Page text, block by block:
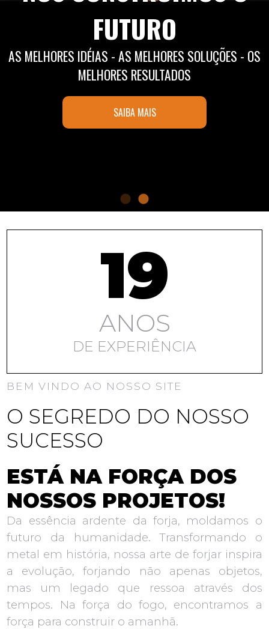
FUTURO
AS MELHORES IDÉIAS - AS MELHORES SOLUÇÕES - OS
MELHORES RESULTADOS
SAIBA MAIS
FUTURO
AS MELHORES IDÉIAS - AS MELHORES SOLUÇÕES - OS
MELHORES RESULTADOS
SAIBA MAIS
19
ANOS
DE EXPERIÊNCIA
BEM VINDO AO NOSSO SITE
O SEGREDO DO NOSSO
SUCESSO
ESTÁ NA FORÇA DOS
NOSSOS PROJETOS!
Da essência ardente da forja, moldamos o
futuro da humanidade. Transformando o
metal em história, nossa arte de forjar inspira
a evolução, forjando não apenas objetos,
mas um legado que ressoa através dos
tempos. Na força do fogo, encontramos a
força para construir o amanhã.